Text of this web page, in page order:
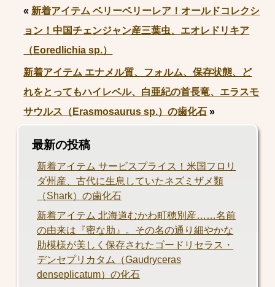
« 新着アイテム ベリーベリーレア！オールドコレクシ
ョン！中国チェンジャン産三葉虫、エオレドリキア
（Eoredlichia sp.）
新着アイテム エナメル質、フォルム、保存状態、ど
れをとってもハイレベル、白亜紀の首長竜、エラスモ
サウルス（Erasmosaurus sp.）の歯化石 »
最新の投稿
新着アイテム サービスプライス！米国フロリ
ダ州産、古代に生息していたネズミザメ類
（Shark）の歯化石
新着アイテム 北海道むかわ町穂別産……名前
の由来は『密な肋』。その名の通り細やかな
肋模様が美しく保存されたゴードリセラス・
デンセプリカタム（Gaudryceras
denseplicatum）の化石